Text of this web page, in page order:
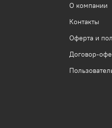
О компании
Контакты
Оферта и
Договор-